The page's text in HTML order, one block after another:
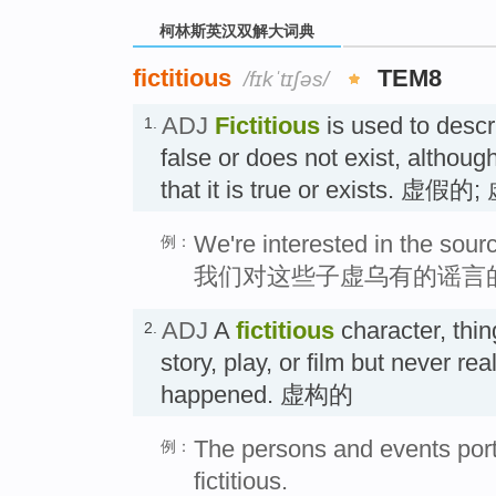
柯林斯英汉双解大词典
fictitious /fɪkˈtɪʃəs/ TEM8
1. ADJ Fictitious is used to
false or does not exist,
that it is true or exists. 虚假的;
例： We're interested in the
我们对这些子虚乌有的谣言
2. ADJ A fictitious character,
story, play, or film but never
happened. 虚构的
例： The persons and events
fictitious.